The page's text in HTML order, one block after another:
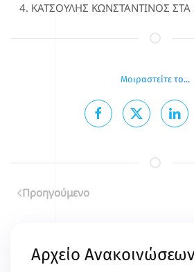
ΚΑΤΣΟΥΛΗΣ ΚΩΝΣΤΑΝΤΙΝΟΣ
Μοιραστείτε το...
Προηγούμενο
Αρχείο